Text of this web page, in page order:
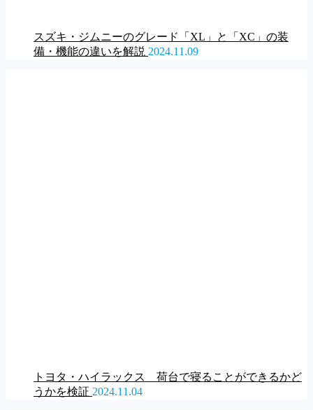
スズキ・ジムニーのグレード「XL」と「XC」の装
備・機能の違いを解説 2024.11.09
トヨタ・ハイラックス 荷台で寝ることができるかど
うかを検証 2024.11.04